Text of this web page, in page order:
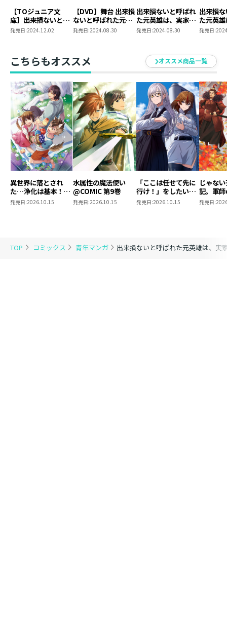
TOP コミックス 青年マンガ 出来損ないと呼ばれた元英雄は、実
【TOジュニア文
庫】出来損ないと呼
ばれた元英雄は、実
発売日:2024.12.02
【DVD】舞台 出来損
ないと呼ばれた元英
雄は、実家から追放
発売日:2024.08.30
出来損ないと呼ばれ
た元英雄は、実家か
ら追放されたので好
BOX 下巻【アニメグ
ッズ】
発売日:2024.08.30
出来損
た元英
ら追放
下巻【
ズ】
発売日:
こちらもオススメ オススメ商品一覧
異世界に落とされ
た…浄化は基本！
@COMIC 第7巻
発売日:2026.10.15
水属性の魔法使い
@COMIC 第9巻
発売日:2026.10.15
「ここは任せて先に
行け！」をしたい死
にたがりの望まぬ宇
宙下剋上@COMIC
発売日:2026.10.15
じゃな
記。軍
われま
発売日: